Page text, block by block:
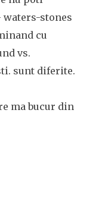
waters-stones
cu
vs.
sunt diferite.
ma bucur din